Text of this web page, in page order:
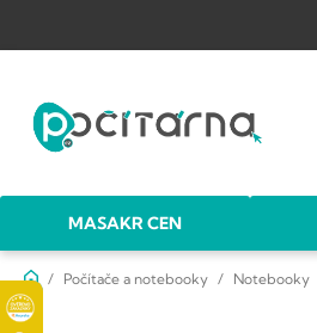
obsah
MASAKR CEN
DomůPočítače a notebooky Notebooky